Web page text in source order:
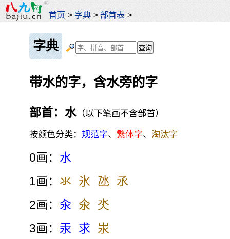
首页 > 字典 >部首表 >
字典
带水的字，含水旁的字
部首：水（以下笔画不含部首）
按颜色分类：规范字、繁体字、淘汰字
0画： 水
1画： 氺 氷 氹
氶
2画： 汆 氽
氼
3画： 汞 求
汖